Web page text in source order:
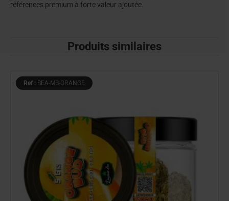
références premium à forte valeur ajoutée.
Produits similaires
Ref : BEA-MB-ORANGE